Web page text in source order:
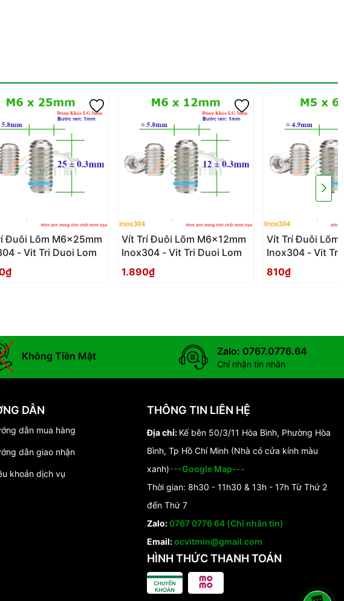
Đuôi Lõm M6x25mm
- Vit Tri Duoi Lom
Vít Trí Đuôi Lõm M6x12mm
Inox304 - Vit Tri Duoi Lom
1.890₫
Vít Trí Đuôi Lõm
Inox304 - Vit Tri
810₫
Không Tiền Mặt Zalo: 0767.0776.64
Chỉ nhận tin nhắn
DẪN
dẫn mua hàng
dẫn giao nhận
khoản dịch vụ
THÔNG TIN LIÊN HỆ
Địa chỉ: Kế bên 50/3/11 Hòa Bình, Phường Hòa
Bình, Tp Hồ Chí Minh (Nhà có cửa kính màu
xanh)---Google Map---
Thời gian: 8h30 - 11h30 & 13h - 17h Từ Thứ 2
đến Thứ 7
Zalo:0767 0776 64 (Chỉ nhắn tin)
Email:ocvitmin@gmail.com
HÌNH THỨC THANH TOÁN